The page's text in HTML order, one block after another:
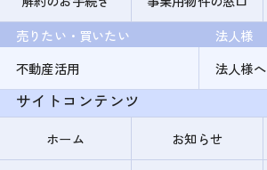
売りたい・買いたい
不動産活用
法人様
法人様へ
サイトコンテンツ
ホーム お知らせ